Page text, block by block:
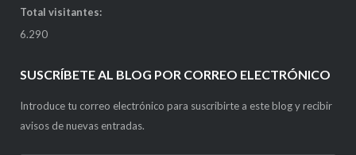
Total visitantes:
6.290
SUSCRÍBETE AL BLOG POR CORREO ELECTRÓNICO
Introduce tu correo electrónico para suscribirte a este blog y recibir
avisos de nuevas entradas.